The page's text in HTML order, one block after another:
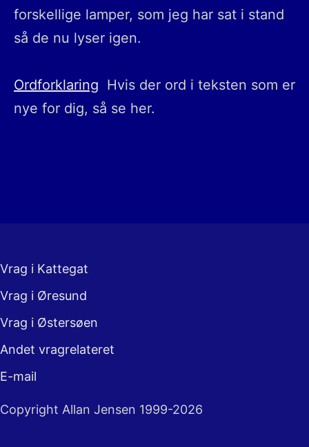
forskellige lamper, som jeg har sat i stand
så de nu lyser igen.
Ordforklaring Hvis der ord i teksten som er
nye for dig, så se her.
Copyright Allan Jensen 1999-2026
Vrag i Kattegat
Vrag i Øresund
Vrag i Østersøen
Andet vragrelateret
E-mail